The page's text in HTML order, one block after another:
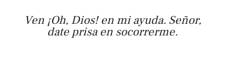
Ven ¡Oh, Dios! en mi ayuda. Señor,
date prisa en socorrerme.